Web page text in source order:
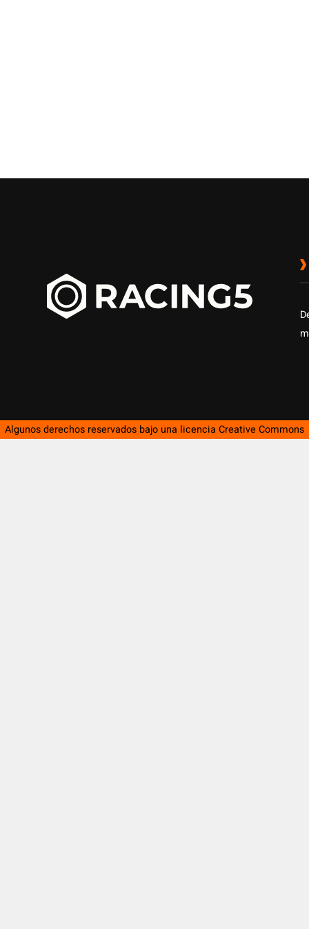
Algunos derechos reservados bajo una licencia Creative Commons